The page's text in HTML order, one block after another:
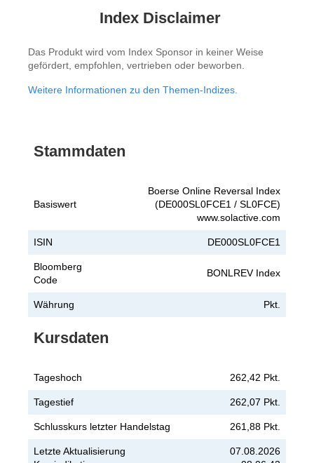
Index Disclaimer
Das Produkt wird vom Index Sponsor in keiner Weise
gefördert, empfohlen, vertrieben oder beworben.
Weitere Informationen zu den Themen-Indizes.
Stammdaten
Basiswert
Boerse Online Reversal Index
(DE000SL0FCE1 / SL0FCE)
www.solactive.com
ISIN DE000SL0FCE1
Bloomberg
Code
BONLREV Index
Währung Pkt.
Kursdaten
Tageshoch 262,42 Pkt.
Tagestief 262,07 Pkt.
Schlusskurs letzter Handelstag 261,88 Pkt.
Letzte Aktualisierung
07.08.2026